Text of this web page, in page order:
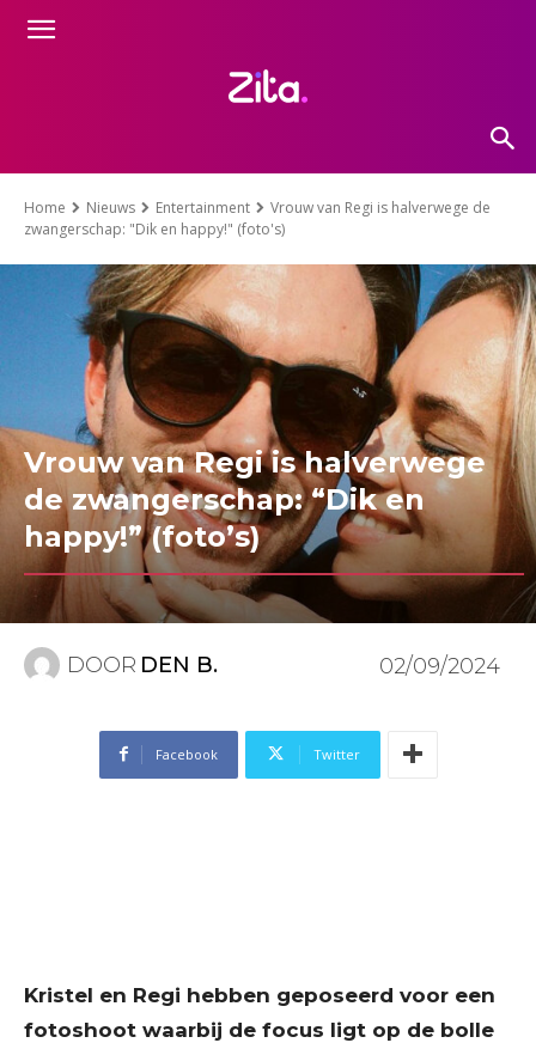
Home Nieuws Entertainment
Vrouw van Regi is halverwege de
zwangerschap: "Dik en happy!" (foto's)
Vrouw van Regi is halverwege
de zwangerschap: “Dik en
happy!” (foto’s)
DOOR DEN B. 02/09/2024
Facebook Twitter
Kristel en Regi hebben geposeerd voor een
fotoshoot waarbij de focus ligt op de bolle